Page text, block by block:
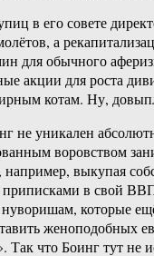
в его совете
а
для обычного
акции для роста
котам. Ну,
не уникален
воровством
выкупая
приписками в свой
которые
женоподобных
Так что Боинг тут не